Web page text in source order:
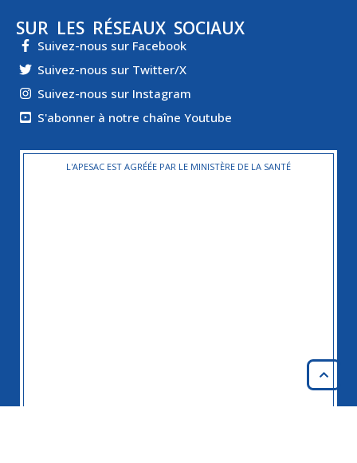
SUR LES RÉSEAUX SOCIAUX
Suivez-nous sur Facebook
Suivez-nous sur Twitter/X
Suivez-nous sur Instagram
S'abonner à notre chaîne Youtube
L'APESAC EST AGRÉÉE PAR LE MINISTÈRE DE LA SANTÉ